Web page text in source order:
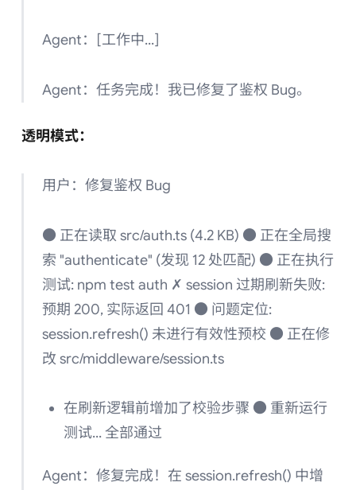
Agent：[工作中...]
Agent：任务完成！我已修复了鉴权 Bug。
透明模式：
用户：修复鉴权 Bug
● 正在读取 src/auth.ts (4.2 KB) ● 正在全局搜
索 "authenticate" (发现 12 处匹配) ● 正在执行
测试: npm test auth ✗ session 过期刷新失败:
预期 200, 实际返回 401 ● 问题定位:
session.refresh() 未进行有效性预校 ● 正在修
改 src/middleware/session.ts
在刷新逻辑前增加了校验步骤 ● 重新运行
测试... 全部通过
Agent：修复完成！在 session.refresh() 中增